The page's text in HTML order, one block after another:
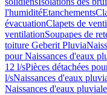
l'humiditéEtanchements
évacuationClapets de
ventilationSoupapes de
toiture Geberit Pluvia
pour Naissances d'eaux
12 l/sPièces détachées
l/sNaissances d'eaux
Naissances d'eaux